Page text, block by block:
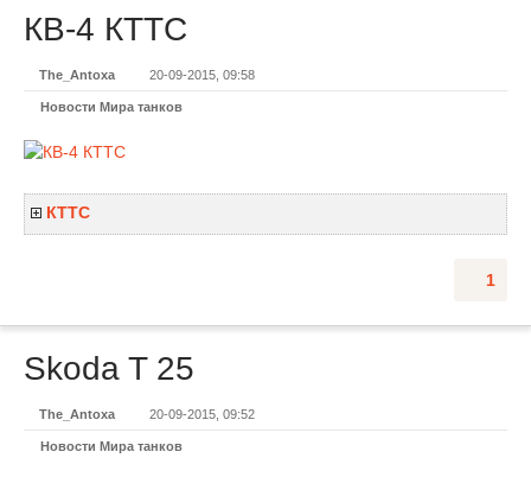
КВ-4 КТТС
The_Antoxa 20-09-2015, 09:58
Новости Мира танков
КТТС
1
Skoda T 25
The_Antoxa 20-09-2015, 09:52
Новости Мира танков